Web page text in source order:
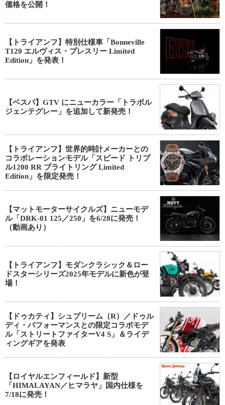
価格を公開！
【トライアンフ】特別仕様車「Bonneville
T120 エルヴィス・プレスリー Limited
Edition」を発表！
【ベスパ】GTV にニューカラー「トラボル
ジェンテグレー」を追加して新発売！
【トライアンフ】世界的時計メーカーとの
コラボレーションモデル「スピード トリプ
ル1200 RR ブライトリング Limited
Edition」を限定発売！
【マットモーターサイクルズ】ニューモデ
ル「DRK-01 125／250」を6/28に発売！
（動画あり）
【トライアンフ】モダンクラシック＆ロー
ドスターシリーズ2025年モデルに新色が登
場！
【ドゥカティ】シュプリーム（R）／ドゥル
ディ・パフォーマンスとの限定コラボモデ
ル「ストリートファイターV4 S」＆ライデ
ィングギアを発表
【ロイヤルエンフィールド】新型
「HIMALAYAN／ヒマラヤ」国内仕様を
7/18に発売！